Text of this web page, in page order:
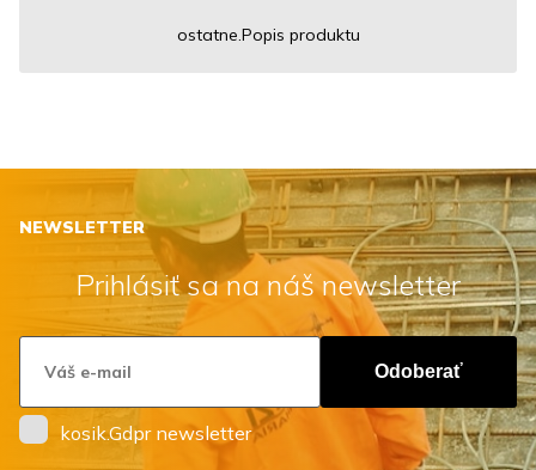
ostatne.Popis produktu
NEWSLETTER
Prihlásiť sa na náš newsletter
Odoberať
kosik.Gdpr newsletter